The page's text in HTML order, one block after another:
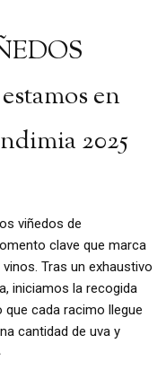
en
2025
viñedos de
clave que marca
Tras un exhaustivo
iniciamos la recogida
cada racimo llegue
cantidad de uva y